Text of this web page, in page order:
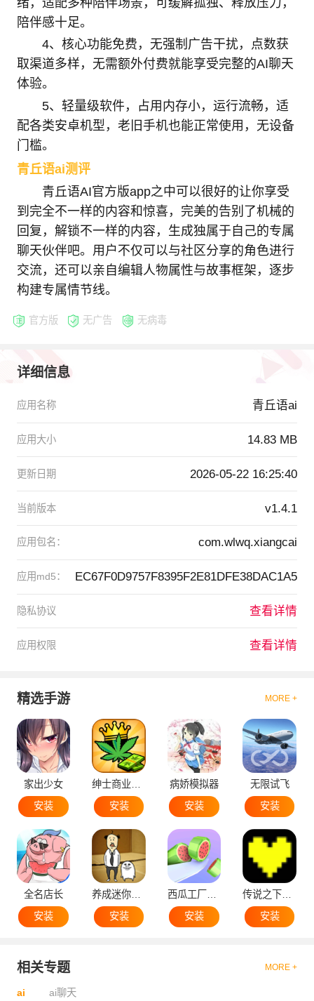
陪伴感十足。
4、核心功能免费，无强制广告干扰，点数获
取渠道多样，无需额外付费就能享受完整的AI聊天
体验。
5、轻量级软件，占用内存小，运行流畅，适
配各类安卓机型，老旧手机也能正常使用，无设备
门槛。
青丘语ai测评
青丘语AI官方版app之中可以很好的让你享受
到完全不一样的内容和惊喜，完美的告别了机械的
回复，解锁不一样的内容，生成独属于自己的专属
聊天伙伴吧。用户不仅可以与社区分享的角色进行
交流，还可以亲自编辑人物属性与故事框架，逐步
构建专属情节线。
官方版 无广告 无病毒
详细信息
应用名称 青丘语ai
应用大小 14.83 MB
更新日期 2026-05-22 16:25:40
当前版本 v1.4.1
应用包名： com.wlwq.xiangcai
应用md5： EC67F0D9757F8395F2E81DFE38DAC1A5
隐私协议 查看详情
应用权限 查看详情
精选手游 MORE +
家出少女
安装
安装
病娇模拟器
安装
无限试飞
安装
全名店长
安装
安装
安装
安装
相关专题 MORE +
ai ai聊天